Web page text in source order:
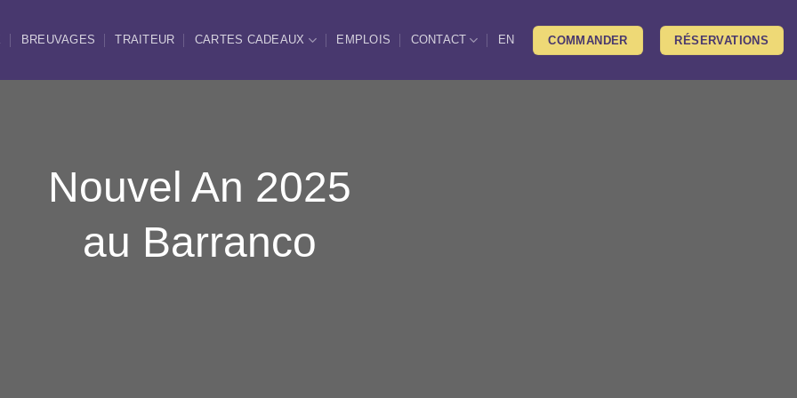
BREUVAGES TRAITEUR CARTES CADEAUX EMPLOIS CONTACT EN COMMANDER RÉSERVATIONS
Nouvel An 2025
au Barranco